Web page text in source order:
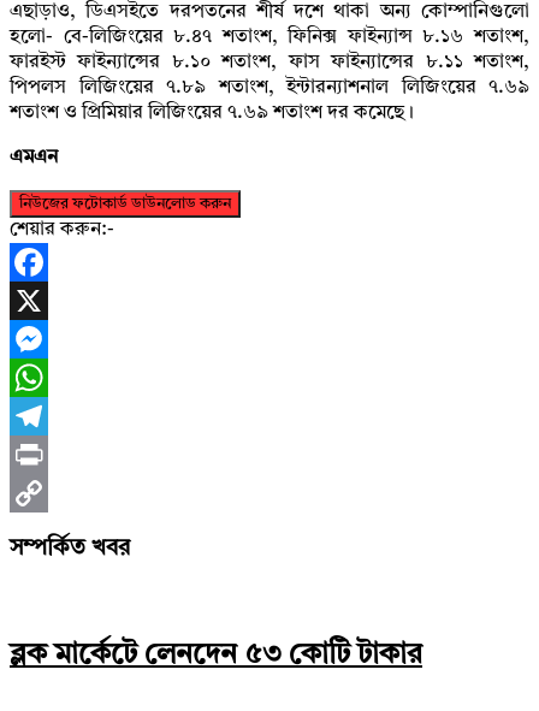
এছাড়াও, ডিএসইতে দরপতনের শীর্ষ দশে থাকা অন্য কোম্পানিগুলো
হলো- বে-লিজিংয়ের ৮.৪৭ শতাংশ, ফিনিক্স ফাইন্যান্স ৮.১৬ শতাংশ,
ফারইস্ট ফাইন্যান্সের ৮.১০ শতাংশ, ফাস ফাইন্যান্সের ৮.১১ শতাংশ,
পিপলস লিজিংয়ের ৭.৮৯ শতাংশ, ইন্টারন্যাশনাল লিজিংয়ের ৭.৬৯
শতাংশ ও প্রিমিয়ার লিজিংয়ের ৭.৬৯ শতাংশ দর কমেছে।
এমএন
নিউজের ফটোকার্ড ডাউনলোড করুন
শেয়ার করুন:-
Facebook
X
Messenger
WhatsApp
Telegram
Print
Copy
সম্পর্কিত খবর
ব্লক মার্কেটে লেনদেন ৫৩ কোটি টাকার